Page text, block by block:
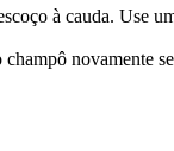
à cauda. Use
novamente